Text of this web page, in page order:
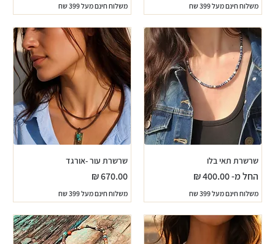
משלוח חינם מעל 399 שח משלוח חינם מעל 399 שח
שרשרת תאי בלו
החל מ-
מחיר מבצע
משלוח חינם מעל 399 שח
שרשרת עור -אורגד
מחיר
משלוח חינם מעל 399 שח